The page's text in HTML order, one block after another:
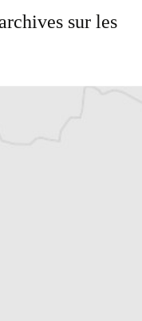
sur les